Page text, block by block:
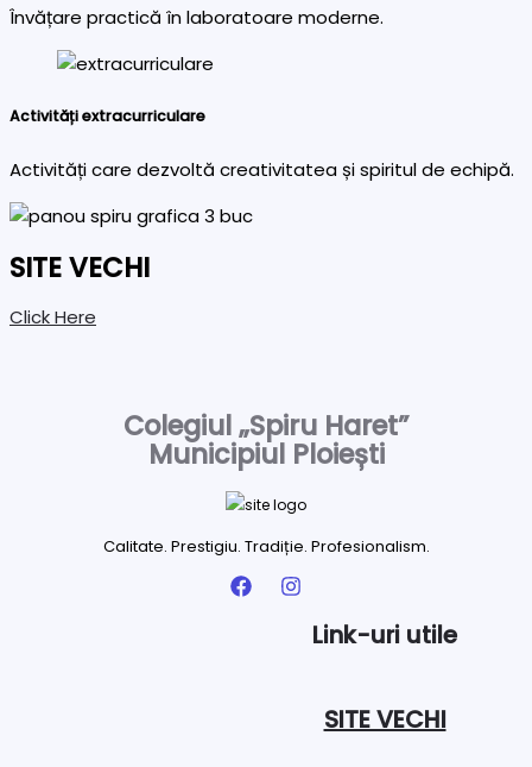
Învățare practică în laboratoare moderne.
Activități extracurriculare
Activități care dezvoltă creativitatea și spiritul de echipă.
SITE VECHI
Click Here
Colegiul „Spiru Haret”
Municipiul Ploiești
Calitate. Prestigiu. Tradiție. Profesionalism.
Link-uri utile
SITE VECHI